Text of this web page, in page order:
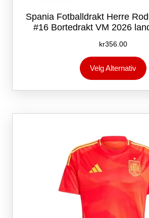
Spania Fotballdrakt Herre
#16 Bortedrakt VM 2026
kr356.00
Velg Alternativ